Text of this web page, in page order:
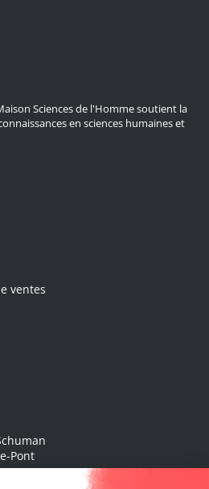
Sciences de l'Homme soutient la
en sciences humaines et
ventes
Pont